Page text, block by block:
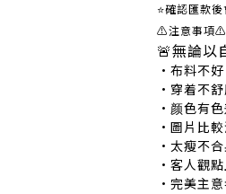
⭐確認匯款
⚠注意事項⚠
🚨無論以
•布
•穿
•颜
•圖片
•太瘦
•客人
•完美主